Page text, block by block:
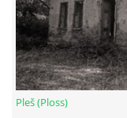
Tento projekt
Pleš (Ploss)